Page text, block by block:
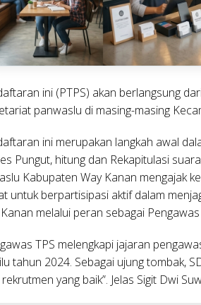
ini (PTPS) akan berlangsung
panwaslu di masing-masing
ini merupakan langkah awal
Pungut, hitung dan Rekapitulasi
Kabupaten Way Kanan mengajak
untuk berpartisipasi aktif dalam
melalui peran sebagai Pengawas
TPS melengkapi jajaran
tahun 2024. Sebagai ujung tombak,
yang baik”. Jelas Sigit Dwi